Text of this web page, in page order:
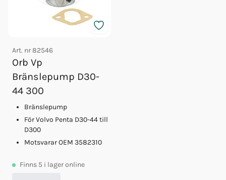
Art. nr82546
Orb Vp
Bränslepump D30-
44 300
Bränslepump
För Volvo Penta D30-44 till
D300
Motsvarar OEM 3582310
Finns 5 i lager online